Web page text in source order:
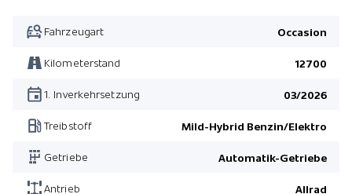
Fahrzeugart Occasion
Kilometerstand 12700
1. Inverkehrsetzung 03/2026
Treibstoff Mild-Hybrid Benzin/Elektro
Getriebe Automatik-Getriebe
Antrieb Allrad